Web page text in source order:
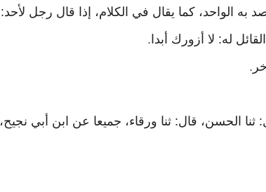
الواحد، كما يقال في الكلام، إذا قال رجل لأحد:
له: لا أزورك أبدا .
.
الحسن، قال: ثنا ورقاء، جميعا عن ابن أبي نجيح،